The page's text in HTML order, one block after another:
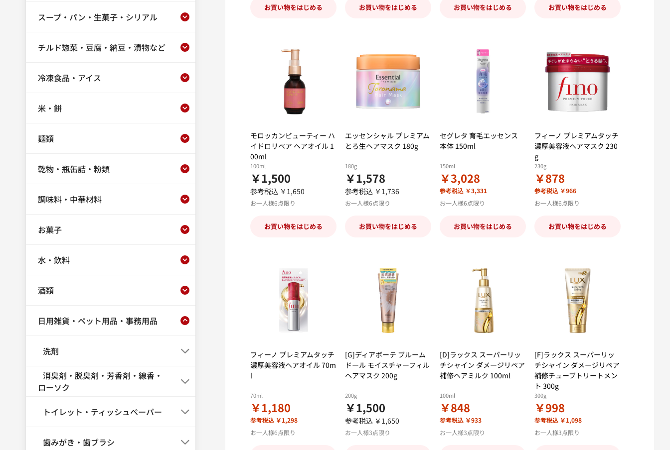
スープ・パン・生菓子・シリアル
チルド惣菜・豆腐・納豆・漬物など
冷凍食品・アイス
米・餅
麺類
乾物・瓶缶詰・粉類
調味料・中華材料
お菓子
水・飲料
酒類
日用雑貨・ペット用品・事務用品
洗剤
消臭剤・脱臭剤・芳香剤・線香・
ローソク
トイレット・ティッシュペーパー
歯みがき・歯ブラシ
お買い物をはじめる お買い物をはじめる お買い物をはじめる お買い物をはじめる
モロッカンビューティー ハ
イドロリペア ヘアオイル 1
00ml
100ml
￥1,500
参考税込 ￥1,650
お一人様6点限り
お買い物をはじめる
エッセンシャル プレミアム
とろ生ヘアマスク 180g
180g
￥1,578
参考税込 ￥1,736
お一人様6点限り
お買い物をはじめる
セグレタ 育毛エッセンス
本体 150ml
150ml
￥3,028
参考税込 ￥3,331
お一人様6点限り
お買い物をはじめる
フィーノ プレミアムタッチ
濃厚美容液ヘアマスク 230
g
230g
￥878
参考税込 ￥966
お一人様6点限り
お買い物をはじめる
フィーノ プレミアムタッチ
濃厚美容液ヘアオイル 70m
l
70ml
￥1,180
参考税込 ￥1,298
お一人様6点限り
[G]ディアボーテ ブルーム
ドール モイスチャーフィル
ヘアマスク 200g
200g
￥1,500
参考税込 ￥1,650
お一人様3点限り
[D]ラックス スーパーリッ
チシャイン ダメージリペア
補修ヘアミルク 100ml
100ml
￥848
参考税込 ￥933
お一人様3点限り
[F]ラックス スーパーリッ
チシャイン ダメージリペア
補修チューブトリートメン
ト 300g
300g
￥998
参考税込 ￥1,098
お一人様3点限り